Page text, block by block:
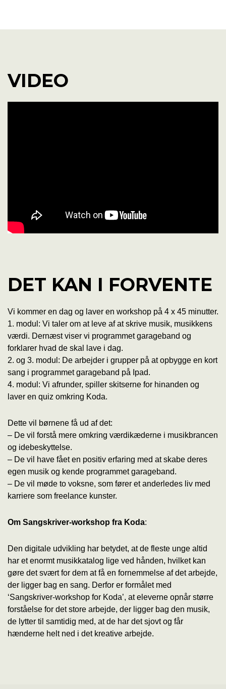
VIDEO
DET KAN I FORVENTE
Vi kommer en dag og laver en workshop på 4 x 45 minutter.
1. modul: Vi taler om at leve af at skrive musik, musikkens
værdi. Dernæst viser vi programmet garageband og
forklarer hvad de skal lave i dag.
2. og 3. modul: De arbejder i grupper på at opbygge en kort
sang i programmet garageband på Ipad.
4. modul: Vi afrunder, spiller skitserne for hinanden og
laver en quiz omkring Koda.
Dette vil børnene få ud af det:
– De vil forstå mere omkring værdikæderne i musikbrancen
og idebeskyttelse.
– De vil have fået en positiv erfaring med at skabe deres
egen musik og kende programmet garageband.
– De vil møde to voksne, som fører et anderledes liv med
karriere som freelance kunster.
Om Sangskriver-workshop fra Koda:
Den digitale udvikling har betydet, at de fleste unge altid
har et enormt musikkatalog lige ved hånden, hvilket kan
gøre det svært for dem at få en fornemmelse af det arbejde,
der ligger bag en sang. Derfor er formålet med
‘Sangskriver-workshop for Koda’, at eleverne opnår større
forståelse for det store arbejde, der ligger bag den musik,
de lytter til samtidig med, at de har det sjovt og får
hænderne helt ned i det kreative arbejde.